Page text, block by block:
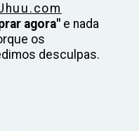
agora"e nada
os
desculpas.